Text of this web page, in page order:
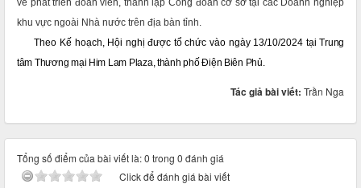
về phát triển đoàn viên, thành lập Công đoàn cơ sở tại các Doanh nghiệp
khu vực ngoài Nhà nước trên địa bàn tỉnh.
Theo Kế hoạch, Hội nghị được tổ chức vào ngày 13/10/2024 tạiTrung
tâm Thương mại Him Lam Plaza, thành phố Điện Biên Phủ.
Tác giả bài viết: Trần Nga
Tổng số điểm của bài viết là: 0 trong 0 đánh giá
Click để đánh giá bài viết